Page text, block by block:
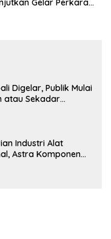
Gelar Perkara
Digelar, Publik Mulai
atau Sekadar
Industri Alat
Astra Komponen